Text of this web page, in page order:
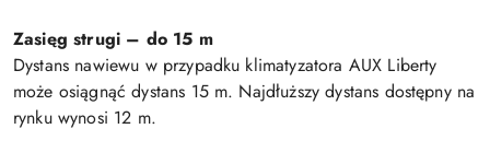
Zasięg strugi – do 15 m
Dystans nawiewu w przypadku klimatyzatora AUX Liberty
może osiągnąć dystans 15 m. Najdłuższy dystans dostępny na
rynku wynosi 12 m.